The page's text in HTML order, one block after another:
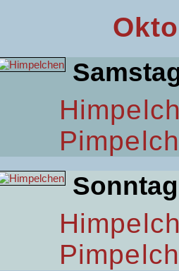
Sonntag